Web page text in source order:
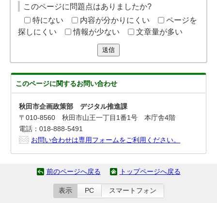
このページに問題点はありましたか?
特にない
内容が分かりにくい
ページを
探しにくい
情報が少ない 文章量が多い
送信
このページに関するお問い合わせ
秋田市企画政策部 デジタル推進課
〒010-8560 秋田市山王一丁目1番1号 本庁舎4階
電話：018-888-5491
お問い合わせは専用フォームをご利用ください。
前のページへ戻る トップページへ戻る
表示 PC スマートフォン